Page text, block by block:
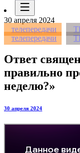
30 апреля 2024
телепередачи
телепередачи
Ответ
правильно
неделю?»
30 апреля 2024